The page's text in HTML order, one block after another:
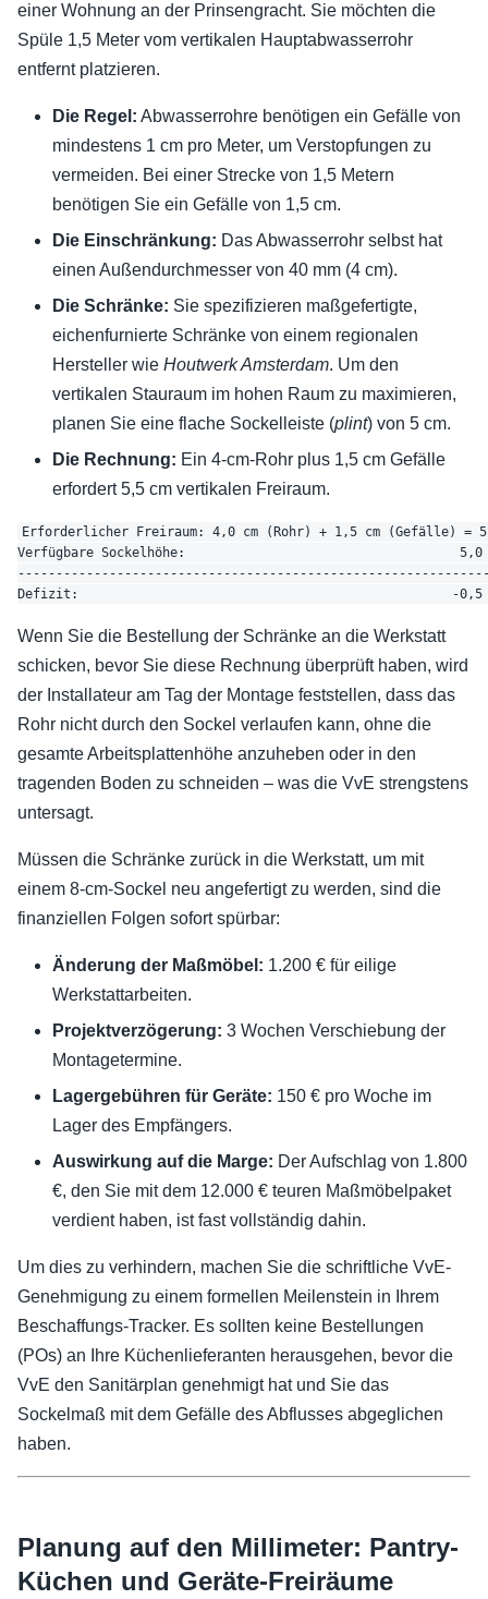
einer Wohnung an der Prinsengracht. Sie möchten die
Spüle 1,5 Meter vom vertikalen Hauptabwasserrohr
entfernt platzieren.
Die Regel: Abwasserrohre benötigen ein Gefälle von
mindestens 1 cm pro Meter, um Verstopfungen zu
vermeiden. Bei einer Strecke von 1,5 Metern
benötigen Sie ein Gefälle von 1,5 cm.
Die Einschränkung: Das Abwasserrohr selbst hat
einen Außendurchmesser von 40 mm (4 cm).
Die Schränke: Sie spezifizieren maßgefertigte,
eichenfurnierte Schränke von einem regionalen
Hersteller wie Houtwerk Amsterdam. Um den
vertikalen Stauraum im hohen Raum zu maximieren,
planen Sie eine flache Sockelleiste (plint) von 5 cm.
Die Rechnung: Ein 4-cm-Rohr plus 1,5 cm Gefälle
erfordert 5,5 cm vertikalen Freiraum.
Erforderlicher Freiraum: 4,0 cm (Rohr) + 1,5 cm (Gefälle) =
Verfügbare Sockelhöhe:                                    5,0
Wenn Sie die Bestellung der Schränke an die Werkstatt
schicken, bevor Sie diese Rechnung überprüft haben, wird
der Installateur am Tag der Montage feststellen, dass das
Rohr nicht durch den Sockel verlaufen kann, ohne die
gesamte Arbeitsplattenhöhe anzuheben oder in den
tragenden Boden zu schneiden – was die VvE strengstens
untersagt.
Müssen die Schränke zurück in die Werkstatt, um mit
einem 8-cm-Sockel neu angefertigt zu werden, sind die
finanziellen Folgen sofort spürbar:
Änderung der Maßmöbel: 1.200 € für eilige
Werkstattarbeiten.
Projektverzögerung: 3 Wochen Verschiebung der
Montagetermine.
Lagergebühren für Geräte: 150 € pro Woche im
Lager des Empfängers.
Auswirkung auf die Marge: Der Aufschlag von 1.800
€, den Sie mit dem 12.000 € teuren Maßmöbelpaket
verdient haben, ist fast vollständig dahin.
Um dies zu verhindern, machen Sie die schriftliche VvE-
Genehmigung zu einem formellen Meilenstein in Ihrem
Beschaffungs-Tracker. Es sollten keine Bestellungen
(POs) an Ihre Küchenlieferanten herausgehen, bevor die
VvE den Sanitärplan genehmigt hat und Sie das
Sockelmaß mit dem Gefälle des Abflusses abgeglichen
haben.
Planung auf den Millimeter: Pantry-
Küchen und Geräte-Freiräume